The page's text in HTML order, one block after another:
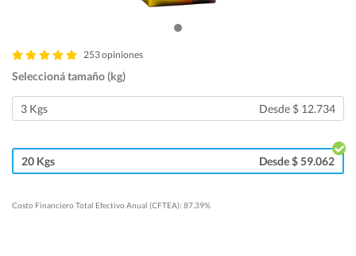
253 opiniones
Seleccioná tamaño (kg)
3 Kgs Desde $ 12.734
20 Kgs Desde $ 59.062
Costo Financiero Total Efectivo Anual (CFTEA): 87.39%